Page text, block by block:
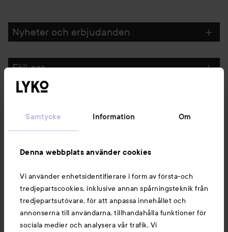
Samtycke Information Om
Denna webbplats använder cookies
Vi använder enhetsidentifierare i form av första-och
tredjepartscookies, inklusive annan spårningsteknik från
tredjepartsutövare, för att anpassa innehållet och
annonserna till användarna, tillhandahålla funktioner för
sociala medier och analysera vår trafik. Vi
Nyheter och erbjudanden
Följ oss
Du kanske också gillar